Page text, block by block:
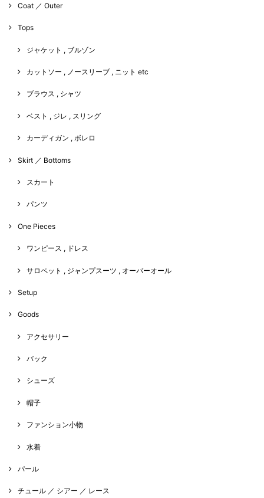
Coat ／ Outer
Tops
ジャケット , ブルゾン
カットソー , ノースリーブ , ニット etc
ブラウス , シャツ
ベスト , ジレ , スリング
カーディガン , ボレロ
Skirt ／ Bottoms
スカート
パンツ
One Pieces
ワンピース , ドレス
サロペット , ジャンプスーツ , オーバーオール
Setup
Goods
アクセサリー
バック
シューズ
帽子
ファンション小物
水着
パール
チュール ／ シアー ／ レース